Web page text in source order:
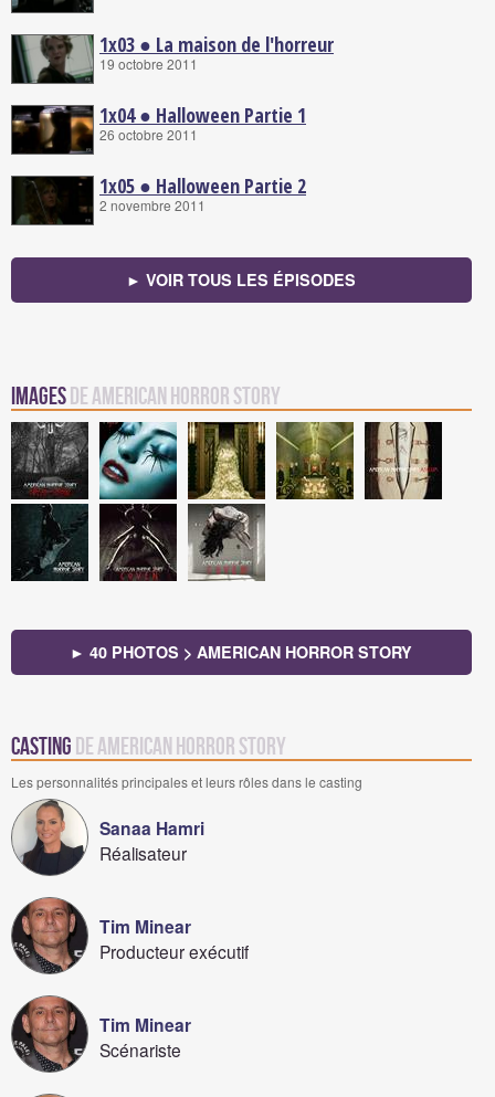
1x03 ● La maison de l'horreur
19 octobre 2011
1x04 ● Halloween Partie 1
26 octobre 2011
1x05 ● Halloween Partie 2
2 novembre 2011
► VOIR TOUS LES ÉPISODES
Imagesde American Horror Story
► 40 PHOTOS > AMERICAN HORROR STORY
Casting de American Horror Story
Les personnalités principales et leurs rôles dans le casting
Sanaa Hamri
Réalisateur
Tim Minear
Producteur exécutif
Tim Minear
Scénariste